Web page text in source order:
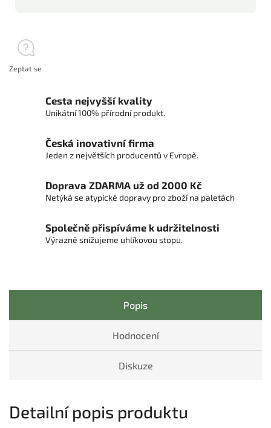
Zeptat se
Cesta nejvyšší kvality
Unikátní 100% přírodní produkt.
Česká inovativní firma
Jeden z největších producentů v Evropě.
Doprava ZDARMA už od 2000 Kč
Netýká se atypické dopravy pro zboží na paletách
Společně přispíváme k udržitelnosti
Výrazně snižujeme uhlíkovou stopu.
Popis
Hodnocení
Diskuze
Detailní popis produktu